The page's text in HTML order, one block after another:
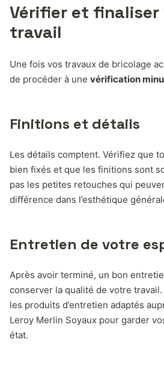
Vérifier et finaliser
travail
Une fois vos travaux de bricolage
de procéder à une vérification
Finitions et détails
Les détails comptent. Vérifiez que
bien fixés et que les finitions sont
pas les petites retouches qui
différence dans l’esthétique
Entretien de votre
Après avoir terminé, un bon
conserver la qualité de votre
les produits d’entretien adaptés
Leroy Merlin Soyaux pour garder
état.